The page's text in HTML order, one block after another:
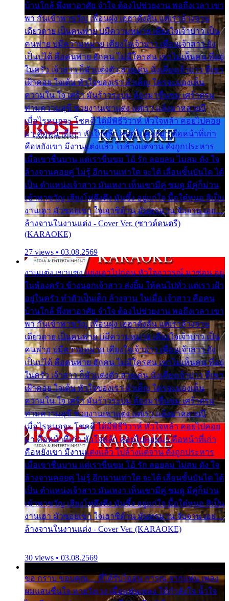
บ้านใกล้ พึ่งพาอาศัย จำใจ ต้องไปช่วยงาน พอถึงเวลา เขา
พา กันเข้าพาขวัญ เพื่อนฝูง เฮฮาดังลั่น แต่เราล้างจาน
เดียวดาย เป็นคนพ่าย บ่มีความหมาย เคียงใจเจ้าบ่าว เป็น
คนพ่าย บ่มีความหมาย เคียงใจเจ้าบ่าว เพื่อนเจ้าสาว ยัง
เป็นบ่ได้ คือคนพ่าย ฮักคน ไม่มีใครสน เขาไม่เห็นคน ที่อยู่
ในครัว เจ้าสาว ก็มัวแต่งตัว สวยเด่น นั่งเคียงเจ้าบ่าว ที่เขา
เฝ้าคอย ใจเต้น หัวใจของเรา ลำเค็ญ ใครจะมองเห็น
ความใน ใจ เศร้า มันร้าวระบม ต้องมาขื่นขม เศร้าตรม
ท่ามความสุขี ช่วยงานเขาแต่ง แต่เรา แล้งมาหลายปี
เมื่อไรหนอจะ โชคดี ได้มีพิธีวิวาห์ หัวใจหล้า คอยไปคอย
มา คือหน้าที่เก่า หัวใจหล้า คอยไปคอยมา คือหน้าที่เก่า
คือหยังเขา มีงานแต่งแล้ว ไปล้างแต่จาน ดั่งถูกประหาร
เมื่อเขาชื่นบาน แต่เราขื่นขม โอ้ รัก ลอยลม ไม่สม ดัง ใจ
ล้างจานคอยคู่ ไม่รู้ อีกนานเท่าใด จะได้ เลื่อนขั้นบันได ได้
เป็น ตำแหน่งเจ้าสาว มันเหงา เห็นเขามีคู่ ซมดู มีคู่ก็ม่วน
เข้าพาขวัญ เสียงโห่ตึงตึง มันซึ้ง อยู่แก่ใจ มื้อใด๋หนอ สิเป็น
งานเฮา มัวซอยเขา ใจเฮาซิด้าน มันทรมาน จับจาน เอย…
ล้างจานในงานแต่ง - Cover Ver. (ซาวด์ดนตรี)
(KARAOKE)
27 views • 03.08.2569
งานแต่ง เขาแซง แย่งเอาไปก่อน หัวใจอาวรณ์ มาซ่อน อยู่
ในห้องครัว ข้างนอกเจ้าสาว ส่งยิ้ม ให้คนไปทั่ว แต่เรา เฝ้า
อยู่ในครัว ทำตัวเป็นเด็ก ล้างจาน ในเมื่อ เจ้าสาว คือคน
บ้านใกล้ พึ่งพาอาศัย จำใจ ต้องไปช่วยงาน พอถึงเวลา เขา
พา กันเข้าพาขวัญ เพื่อนฝูง เฮฮาดังลั่น แต่เราล้างจาน
เดียวดาย เป็นคนพ่าย บ่มีความหมาย เคียงใจเจ้าบ่าว เป็น
คนพ่าย บ่มีความหมาย เคียงใจเจ้าบ่าว เพื่อนเจ้าสาว ยัง
เป็นบ่ได้ คือคนพ่าย ฮักคน ไม่มีใครสน เขาไม่เห็นคน ที่อยู่
ในครัว เจ้าสาว ก็มัวแต่งตัว สวยเด่น นั่งเคียงเจ้าบ่าว ที่เขา
เฝ้าคอย ใจเต้น หัวใจของเรา ลำเค็ญ ใครจะมองเห็น
ความใน ใจ เศร้า มันร้าวระบม ต้องมาขื่นขม เศร้าตรม
ท่ามความสุขี ช่วยงานเขาแต่ง แต่เรา แล้งมาหลายปี
เมื่อไรหนอจะ โชคดี ได้มีพิธีวิวาห์ หัวใจหล้า คอยไปคอย
มา คือหน้าที่เก่า หัวใจหล้า คอยไปคอยมา คือหน้าที่เก่า
คือหยังเขา มีงานแต่งแล้ว ไปล้างแต่จาน ดั่งถูกประหาร
เมื่อเขาชื่นบาน แต่เราขื่นขม โอ้ รัก ลอยลม ไม่สม ดัง ใจ
ล้างจานคอยคู่ ไม่รู้ อีกนานเท่าใด จะได้ เลื่อนขั้นบันได ได้
เป็น ตำแหน่งเจ้าสาว มันเหงา เห็นเขามีคู่ ซมดู มีคู่ก็ม่วน
เข้าพาขวัญ เสียงโห่ตึงตึง มันซึ้ง อยู่แก่ใจ มื้อใด๋หนอ สิเป็น
งานเฮา มัวซอยเขา ใจเฮาซิด้าน มันทรมาน จับจาน เอย…
ล้างจานในงานแต่ง - Cover Ver. (KARAOKE)
30 views • 03.08.2569
ขอ กราบ ขอบคุณ.... ที่ได้รับไออุ่น การุณ จากแฟน เพลง
ผมแสนชื่นใจ หายวังเวง เมื่อแฟนเพลง ให้กำลังใจ น้ำใจ